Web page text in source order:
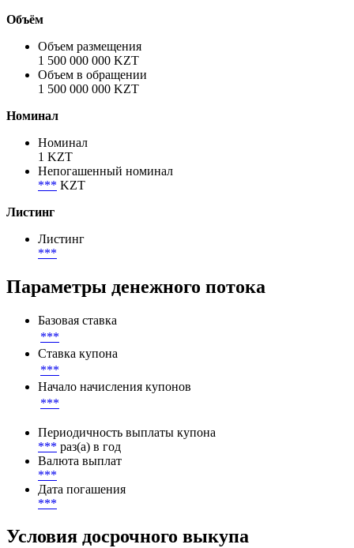
Объём
Объем размещения
1 500 000 000 KZT
Объем в обращении
1 500 000 000 KZT
Номинал
Номинал
1 KZT
Непогашенный номинал
*** KZT
Листинг
Листинг
***
Параметры денежного потока
Базовая ставка
***
Ставка купона
***
Начало начисления купонов
***
Периодичность выплаты купона
*** раз(а) в год
Валюта выплат
***
Дата погашения
***
Условия досрочного выкупа